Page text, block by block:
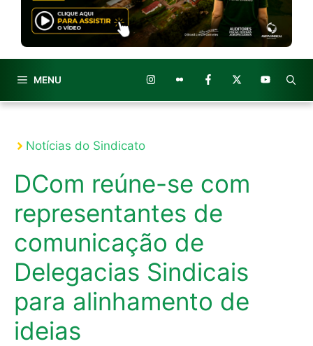
MENU
Notícias do Sindicato
DCom reúne-se com
representantes de
comunicação de
Delegacias Sindicais
para alinhamento de
ideias